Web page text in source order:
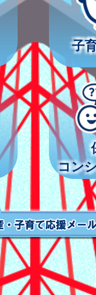
子
コン